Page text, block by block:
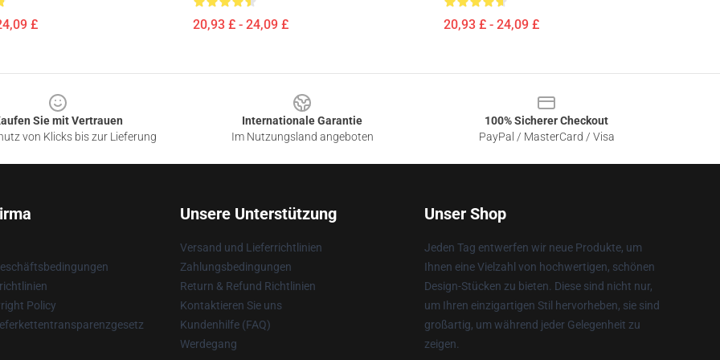
£ 20,93 £ - 24,09 £ 20,93 £ - 24,09 £
Sie mit Vertrauen
von Klicks bis zur Lieferung
Internationale Garantie
Im Nutzungsland angeboten
100% Sicherer Checkout
PayPal / MasterCard / Visa
Policy
Unsere Unterstützung
Versand und Lieferrichtlinien
Zahlungsbedingungen
Return & Refund Richtlinien
Kontaktieren Sie uns
Kundenhilfe (FAQ)
Werdegang
Unser Shop
Jeden Tag entwerfen wir neue Produkte, um
Ihnen eine Vielzahl von hochwertigen, schönen
Design-Stücken zu bieten. Diese sind nicht nur,
um Ihren einzigartigen Stil hervorheben, sie sind
großartig, um während jeder Gelegenheit zu
zeigen.